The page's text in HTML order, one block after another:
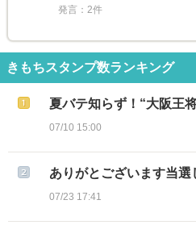
発言：2件
きもちスタンプ数ランキング
夏バテ知らず！“大阪王
07/10 15:00
ありがとございます当選
07/23 17:41